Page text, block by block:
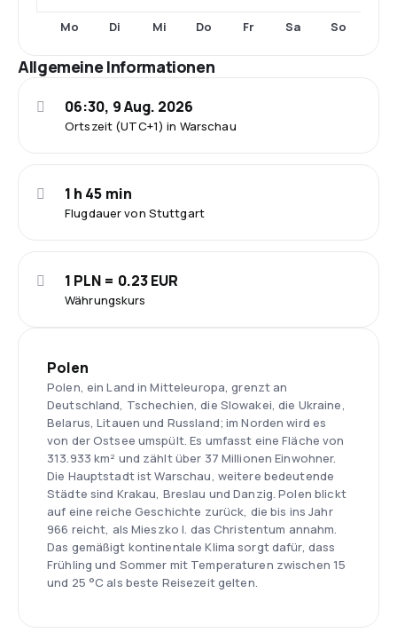
Mo Di Mi Do Fr Sa So
Allgemeine Informationen
Ortszeit (UTC+1) in Warschau
06:30, 9 Aug. 2026
Flugdauer von Stuttgart
1 h 45 min
Währungskurs
1 PLN = 0.23 EUR
Polen
Polen, ein Land in Mitteleuropa, grenzt an
Deutschland, Tschechien, die Slowakei, die Ukraine,
Belarus, Litauen und Russland; im Norden wird es
von der Ostsee umspült. Es umfasst eine Fläche von
313.933 km² und zählt über 37 Millionen Einwohner.
Die Hauptstadt ist Warschau, weitere bedeutende
Städte sind Krakau, Breslau und Danzig. Polen blickt
auf eine reiche Geschichte zurück, die bis ins Jahr
966 reicht, als Mieszko I. das Christentum annahm.
Das gemäßigt kontinentale Klima sorgt dafür, dass
Frühling und Sommer mit Temperaturen zwischen 15
und 25 °C als beste Reisezeit gelten.